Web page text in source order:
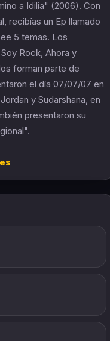
a Idilia" (2006). Con
recibías un Ep llamado
5 temas. Los
Rock, Ahora y
forman parte de
el día 07/07/07 en
y Sudarshana, en
presentaron su